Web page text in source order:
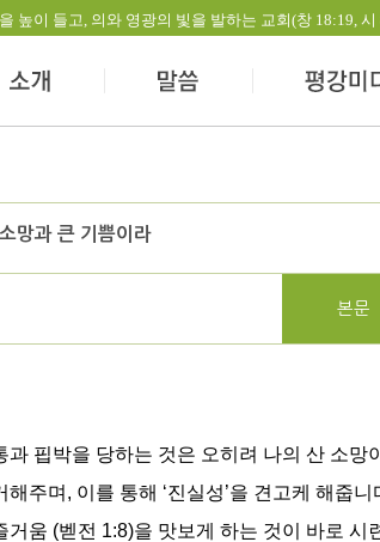
높이 들고, 의와 영광의 빛을 발하는 교회(창 18:19,
망과 큰 기쁨이라
본문
핍박을 당하는 것은 오히려 나의 산 소
해주며, 이를 통해 ‘진실성’을 견고케 해줍
움 (벧전 1:8)을 맛보게 하는 것이 바로 시